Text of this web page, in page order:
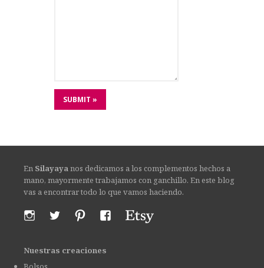
En Silayayanos dedicamos a los complementos hechos a
mano, mayormente trabajamos con ganchillo. En este blog
vas a encontrar todo lo que vamos haciendo.
Nuestras creaciones